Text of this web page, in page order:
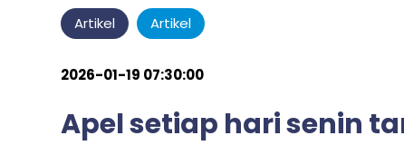
Artikel Artikel
2026-01-19 07:30:00
Apel setiap hari senin